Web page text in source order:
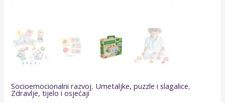
Socioemocionalni razvoj, Umetaljke, puzzle i slagalice,
Zdravlje, tijelo i osjećaji